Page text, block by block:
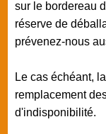
sur le bordereau
réserve de
prévenez-nous
Le cas échéant,
remplacement
d'indisponibilité.